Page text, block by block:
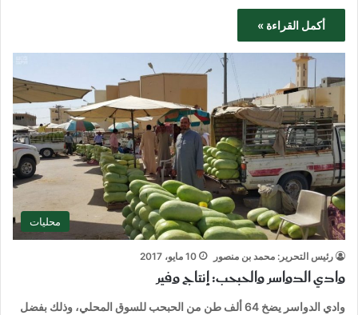
أكمل القراءة »
محليات
رئيس التحرير: محمد بن منصور 10 مايو، 2017
وادي الدواسر والحبحب: إنتاج وفير
وادي الدواسر يضخ 64 ألف طن من الحبحب للسوق المحلي، وذلك بفضل